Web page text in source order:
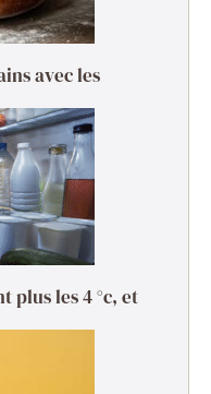
avec les
plus les 4 °c, et